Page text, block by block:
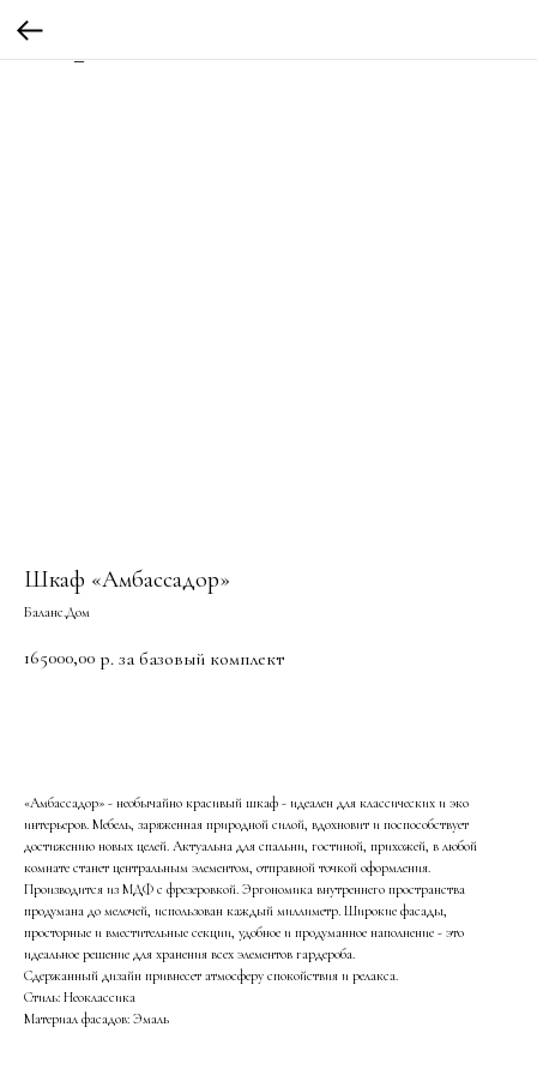
https://mc.yandex.ru/pixel/2486402418893598246?
Шкаф «Амбассадор»
Баланс.Дом
165000,00 р. за базовый комплект
«Амбассадор» - необычайно красивый шкаф - идеален для классических и эко
интерьеров. Мебель, заряженная природной силой, вдохновит и поспособствует
достижению новых целей. Актуальна для спальни, гостиной, прихожей, в любой
комнате станет центральным элементом, отправной точкой оформления.
Производится из МДФ с фрезеровкой. Эргономика внутреннего пространства
продумана до мелочей, использован каждый миллиметр. Широкие фасады,
просторные и вместительные секции, удобное и продуманное наполнение - это
идеальное решение для хранения всех элементов гардероба.
Сдержанный дизайн привнесет атмосферу спокойствия и релакса.
Стиль: Неоклассика
Материал фасадов: Эмаль